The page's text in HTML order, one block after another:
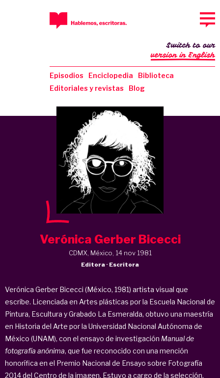
Episodios Enciclopedia
Biblioteca
Editoriales y revistas
Blog
Switch to our
version in English
Verónica Gerber Bicecci
CDMX, México, 14 nov 1981
Editora · Escritora
Verónica Gerber Bicecci (México, 1981) artista visual que
escribe. Licenciada en Artes plásticas por la Escuela Nacional de
Pintura, Escultura y Grabado La Esmeralda, obtuvo una maestría
en Historia del Arte por la Universidad Nacional Autónoma de
México (UNAM), con el ensayo de investigación Manual de
fotografía anónima, que fue reconocido con una mención
honorífica en el Premio Nacional de Ensayo sobre Fotografía
2014 del Centro de la imagen. Estuvo a cargo de la selección,